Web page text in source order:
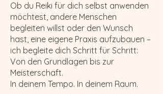
Ob du Reiki für dich selbst anwenden
möchtest, andere Menschen
begleiten willst oder den Wunsch
hast, eine eigene Praxis aufzubauen –
ich begleite dich Schritt für Schritt:
Von den Grundlagen bis zur
Meisterschaft.
In deinem Tempo. In deinem Raum.